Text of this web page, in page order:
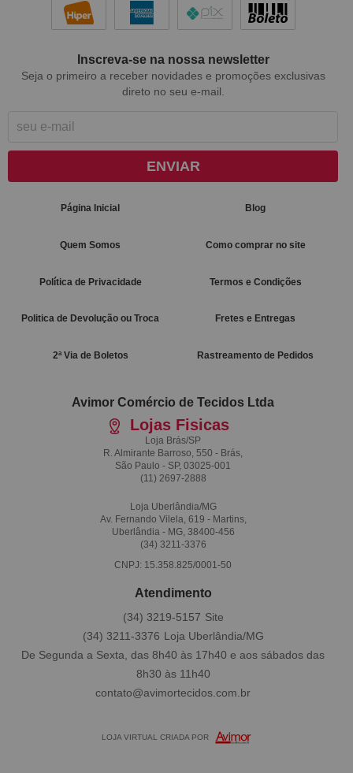
Inscreva-se na nossa newsletter
Seja o primeiro a receber novidades e promoções exclusivas
direto no seu e-mail.
ENVIAR
Página Inicial Blog
Quem Somos Como comprar no site
Política de Privacidade Termos e Condições
Politica de Devolução ou Troca Fretes e Entregas
2ª Via de Boletos Rastreamento de Pedidos
Avimor Comércio de Tecidos Ltda
Lojas Fisicas
Loja Brás/SP
R. Almirante Barroso, 550 - Brás,
São Paulo - SP, 03025-001
(11) 2697-2888
Loja Uberlândia/MG
Av. Fernando Vilela, 619 - Martins,
Uberlândia - MG, 38400-456
(34) 3211-3376
CNPJ: 15.358.825/0001-50
Atendimento
(34) 3211-3376
(34) 3219-5157
De Segunda a Sexta, das 8h40 às 17h40 e aos sábados das
8h30 às 11h40
contato@avimortecidos.com.br
LOJA VIRTUAL CRIADA POR